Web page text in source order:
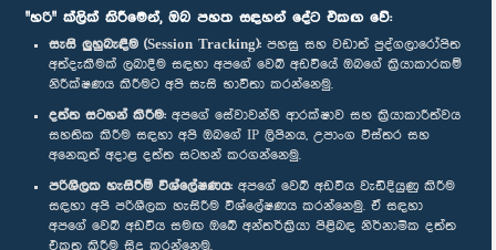
"හරි" ක්ලික් කිරීමෙන්, ඔබ පහත සඳහන් දේට එකඟ වේ:
සැසි ලුහුබැඳීම (Session Tracking): පහසු සහ වඩාත් පුද්ගලාරෝපිත
අත්දැකීමක් ලබාදීම සඳහා අපගේ වෙබ් අඩවියේ ඔබගේ ක්‍රියාකාරකම්
නිරීක්ෂණය කිරීමට අපි සැසි භාවිතා කරන්නෙමු.
දත්ත සටහන් කිරීම: අපගේ සේවාවන්හි ආරක්ෂාව සහ ක්‍රියාකාරීත්වය
සහතික කිරීම සඳහා අපි ඔබගේ IP ලිපිනය, උපාංග විස්තර සහ
අනෙකුත් අදාළ දත්ත සටහන් කරගන්නෙමු.
පරිශීලක හැසිරීම් විශ්ලේෂණය: අපගේ වෙබ් අඩවිය වැඩිදියුණු කිරීම
සඳහා අපි පරිශීලක හැසිරීම විශ්ලේෂණය කරන්නෙමු. ඒ සඳහා
අපගේ වෙබ් අඩවිය සමඟ ඔබේ අන්තර්ක්‍රියා පිළිබඳ නිර්නාමික දත්ත
එකතු කිරීම සිදු කරන්නෙමු.
අප හා සම්බන්ධ වී සිටින්න :
සම්මාන
පෞද්ගලිකත්ව ප්‍රතිපත්තිය